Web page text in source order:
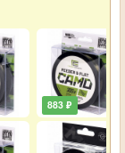
883 ₽